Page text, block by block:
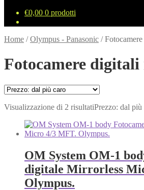
€0,00 0 prodotti
Home /Olympus - Panasonic /
Fotocamere digitali
Visualizzazione di 2 risultatiPrezzo: dal più
OM System OM-1
digitale Mirrorless
Olympus.